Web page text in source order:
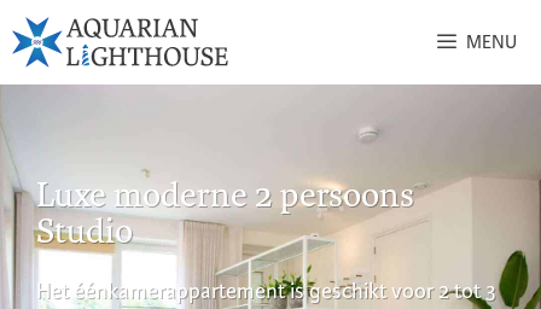
MENU
Luxe moderne 2 persoons
Studio
Het éénkamerappartement is geschikt voor 2 tot 3